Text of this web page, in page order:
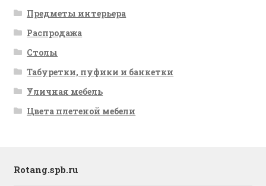
Предметы интерьера
Распродажа
Столы
Табуретки, пуфики и банкетки
Уличная мебель
Цвета плетеной мебели
Rotang.spb.ru